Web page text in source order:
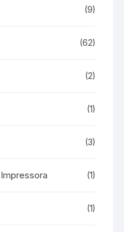
(9)
(62)
(2)
(1)
(3)
(1)
(1)